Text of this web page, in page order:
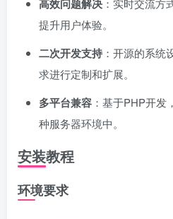
高效问题解决 ：实时交流方
提升用户体验。
二次开发支持：开源的系统
求进行定制和扩展。
多平台兼容 ：基于PHP开
种服务器环境中。
安装教程
环境要求